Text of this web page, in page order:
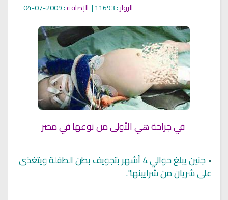
الزوار: 11693 | الإضافة: 2009-07-04
في جراحة هي الأولى من نوعها في مصر
•
جنين يبلغ حوالي 4 أشهر بتجويف بطن الطفلة ويتغذى
على شريان من شرايينها".